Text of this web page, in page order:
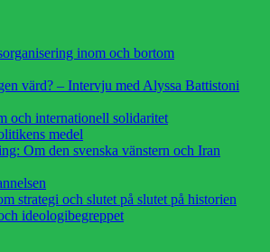
inom och bortom
värd? – Intervju med Alyssa Battistoni
och internationell solidaritet
medel
Om den svenska vänstern och Iran
strategi och slutet på slutet på historien
ideologibegreppet